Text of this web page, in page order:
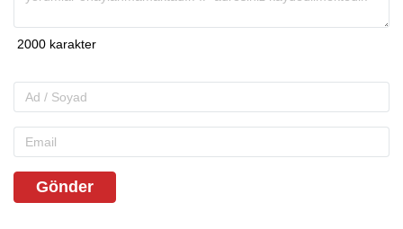
Gönder